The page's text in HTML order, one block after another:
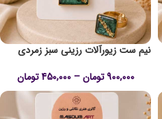
نیم ست زیورآلات رزینی سبز زمردی
900,000 تومان –
450,000 تومان